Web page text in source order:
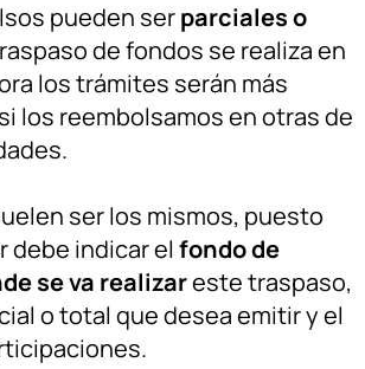
pueden serparciales o
de fondos se realiza en
los trámites serán más
los reembolsamos en otras de
ser los mismos, puesto
debe indicar el fondo de
se va realizareste traspaso,
o total que desea emitir y el